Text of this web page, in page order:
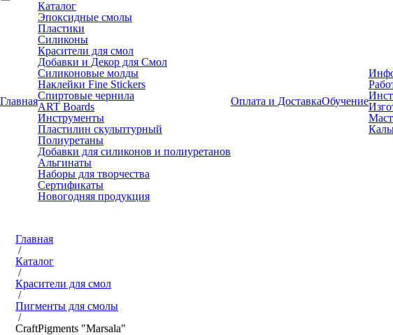
Главная
Каталог
Эпоксидные смолы
Пластики
Силиконы
Красители для смол
Добавки и Декор для Смол
Силиконовые молды
Наклейки Fine Stickers
Спиртовые чернила
ART Boards
Инструменты
Пластилин скульптурный
Полиуретаны
Добавки для силиконов и полиуретанов
Альгинаты
Наборы для творчества
Сертификаты
Новогодняя продукция
Оплата и ДоставкаОбучение
Главная
/
Каталог
/
Красители для смол
/
Пигменты для смолы
/
CraftPigments "Marsala"